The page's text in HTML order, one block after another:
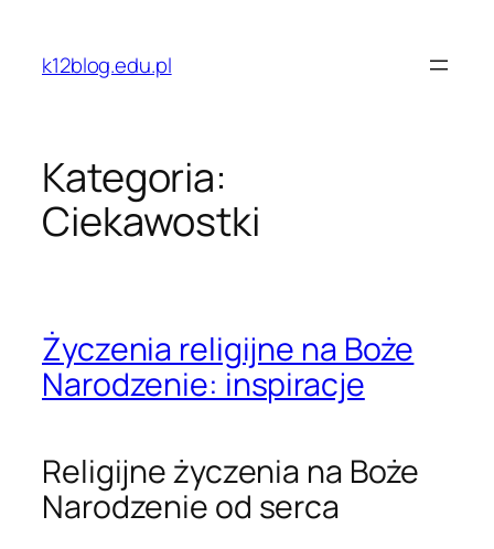
treścik12blog.edu.pl
Kategoria:
Ciekawostki
Życzenia religijne na Boże
Narodzenie: inspiracje
Religijne życzenia na Boże
Narodzenie od serca